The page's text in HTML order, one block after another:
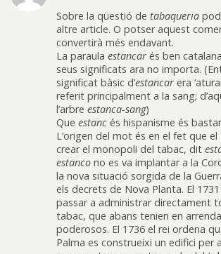
Sobre la qüestió de tabaqueria
altre article. O potser aquest
convertirà més endavant.
La paraula estancar és ben
seus significats ara no importa.
significat bàsic d’estancar era
referit principalment a la sang;
l’arbre estanca-sang)
Que estanc és hispanisme és
L’origen del mot és en el fet que el
crear el monopoli del tabac, dit
estanco no es va implantar a la
la nova situació sorgida de la
els decrets de Nova Planta. El
passar a administrar directament
tabac, que abans tenien en
poderosos. El 1736 el rei ordena
Palma es construeixi un edifici per